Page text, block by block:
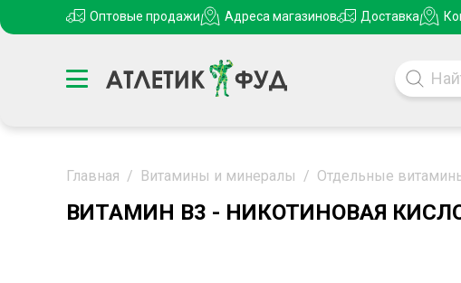
Оптовые продажи Адреса магазинов Доставка
Главная / Витамины и минералы / Отдельные витамины
ВИТАМИН B3 - НИКОТИНОВАЯ